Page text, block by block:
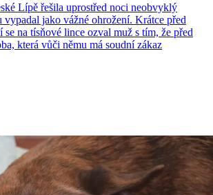
Lípě řešila uprostřed noci neobvyklý
vypadal jako vážné ohrožení. Krátce před
na tísňové lince ozval muž s tím, že před
která vůči němu má soudní zákaz